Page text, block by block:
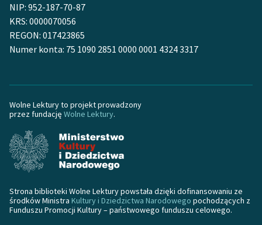
NIP: 952-187-70-87
KRS: 0000070056
REGON: 017423865
Numer konta: 75 1090 2851 0000 0001 4324 3317
Wolne Lektury to projekt prowadzony
przez fundację Wolne Lektury.
Strona biblioteki Wolne Lektury powstała dzięki dofinansowaniu ze
środków Ministra Kultury i Dziedzictwa Narodowego pochodzących z
Funduszu Promocji Kultury – państwowego funduszu celowego.